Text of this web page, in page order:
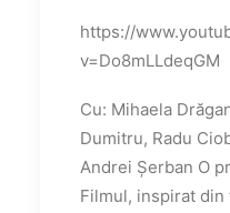
https://
v=Do8mLLdeqGM
Cu: Mihaela
Dumitru, Radu
Andrei Șerban O
Filmul, inspirat